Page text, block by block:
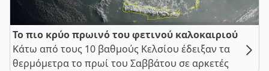
Το πιο κρύο πρωινό του φετινού καλοκαιριού
Κάτω από τους 10 βαθμούς Κελσίου έδειξαν τα
θερμόμετρα το πρωί του Σαββάτου σε αρκετές